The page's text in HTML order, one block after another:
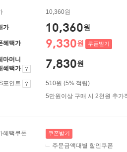
10,360원
가 10,360원
혜택가 9,330원 쿠폰받기
마머니
혜택가
7,830원
포인트
510원 (5% 적립)
5만원이상 구매 시 2천원 추가
혜택쿠폰 쿠폰받기
주문금액대별 할인쿠폰